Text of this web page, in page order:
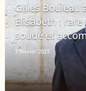
Gilles Bouleau
Elisabeth :
soudé et
7 février 2025